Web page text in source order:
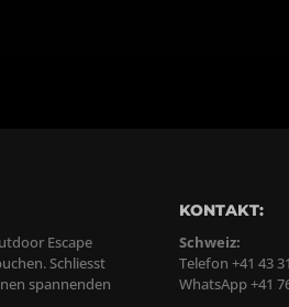
Escape
Schliesst
spannenden
KONTAKT:
Schweiz:
Telefon +41 43
WhatsApp +41